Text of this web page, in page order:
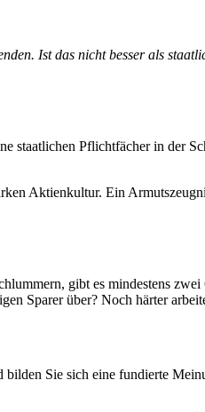
Ist das nicht besser als
staatlichen Pflichtfächer in der
Aktienkultur. Ein
gibt es mindestens
Sparer über? Noch härter
Sie sich eine fundierte